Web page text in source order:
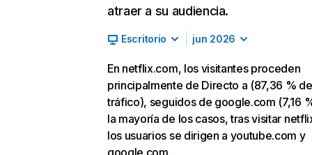
atraer a su audiencia.
Escritorio jun 2026
En netflix.com, los visitantes proceden
principalmente de Directo a (87,36 % de
tráfico), seguidos de google.com (7,16
la mayoría de los casos, tras visitar
los usuarios se dirigen a youtube.com y
google.com.